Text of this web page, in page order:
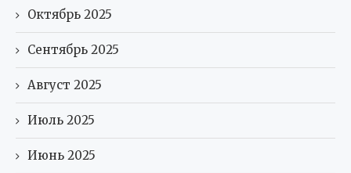
Октябрь 2025
Сентябрь 2025
Август 2025
Июль 2025
Июнь 2025